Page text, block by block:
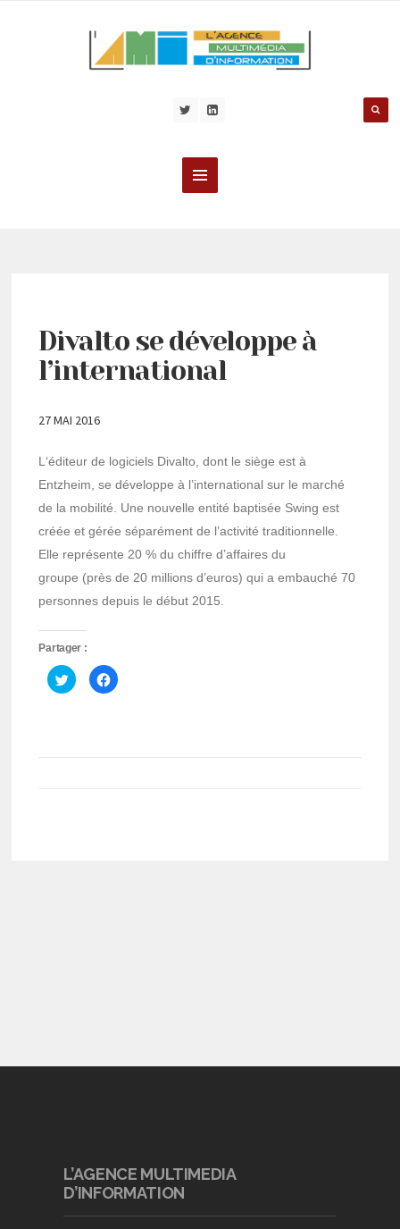
Divalto se développe à
l’international
27 MAI 2016
L‘éditeur de logiciels Divalto, dont le siège est à
Entzheim, se développe à l’international sur le marché
de la mobilité. Une nouvelle entité baptisée Swing est
créée et gérée séparément de l’activité traditionnelle.
Elle représente 20 % du chiffre d’affaires du
groupe (près de 20 millions d’euros) qui a embauché 70
personnes depuis le début 2015.
Partager :
Cliquez
pour
partager
Cliquez
pour
L’AGENCE MULTIMEDIA
D’INFORMATION